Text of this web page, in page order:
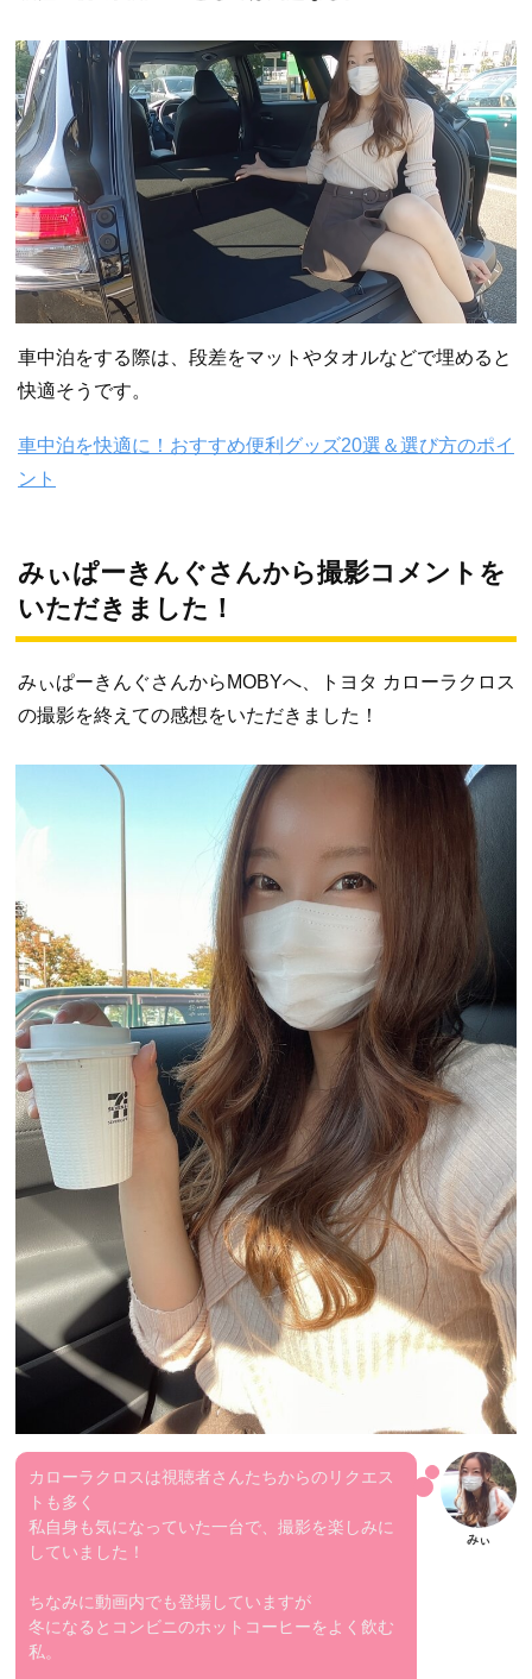
車中泊をする際は、段差をマットやタオルなどで埋めると
快適そうです。
車中泊を快適に！おすすめ便利グッズ20選＆選び方のポイ
ント
みぃぱーきんぐさんから撮影コメントを
いただきました！
みぃぱーきんぐさんからMOBYへ、トヨタ カローラクロス
の撮影を終えての感想をいただきました！
カローラクロスは視聴者さんたちからのリクエス
トも多く
私自身も気になっていた一台で、撮影を楽しみに
していました！
ちなみに動画内でも登場していますが
冬になるとコンビニのホットコーヒーをよく飲む
私。